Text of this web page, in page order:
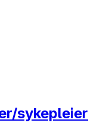
sykepleier